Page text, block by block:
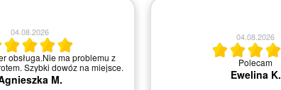
04.08.2026
obsługa.Nie ma problemu z
Szybki dowóz na miejsce.
M.
04.08.2026
Polecam
Ewelina K.